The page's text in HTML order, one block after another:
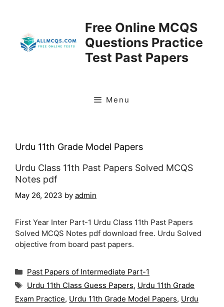
Free Online MCQS
Questions Practice
Test Past Papers
Menu
Urdu 11th Grade Model Papers
Urdu Class 11th Past Papers Solved MCQS
Notes pdf
May 26, 2023 by admin
First Year Inter Part-1 Urdu Class 11th Past Papers
Solved MCQS Notes pdf download free. Urdu Solved
objective from board past papers.
Categories
Past Papers of Intermediate Part-1
Tags
Urdu 11th Class Guess Papers, Urdu 11th Grade
Exam Practice, Urdu 11th Grade Model Papers, Urdu